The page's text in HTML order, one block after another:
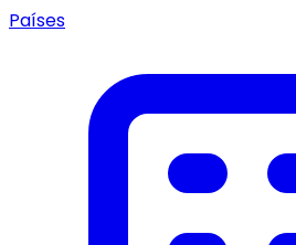
Países